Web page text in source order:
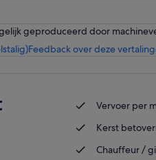
geproduceerd door
Feedback over deze
Vervoer per
Kerst
Chauffeur /